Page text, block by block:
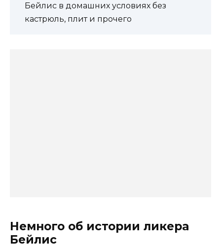
Бейлис в домашних условиях без
кастрюль, плит и прочего
Немного об истории ликера
Бейлис